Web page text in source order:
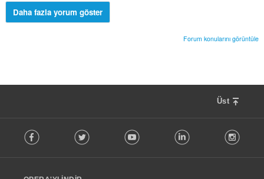
Daha fazla yorum göster
Forum konularını görüntüle
Üst
o Facebook Twitter Youtube LinkedIn